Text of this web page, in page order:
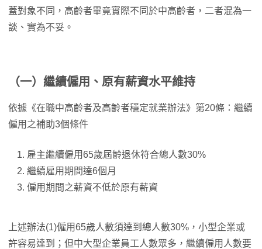
蓋對象不同，高齡者畢竟實際不同於中高齡者，二者混為一
談、實為不妥。
（一）繼續僱用、原有薪資水平維持
依據《在職中高齡者及高齡者穩定就業辦法》第20條：繼續
僱用之補助3個條件
雇主繼續僱用65歲屆齡退休符合總人數30%
繼續雇用期間達6個月
僱用期間之薪資不低於原有薪資
上述辦法(1)僱用65歲人數須達到總人數30%，小型企業或
許容易達到；但中大型企業員工人數眾多，繼續僱用人數要